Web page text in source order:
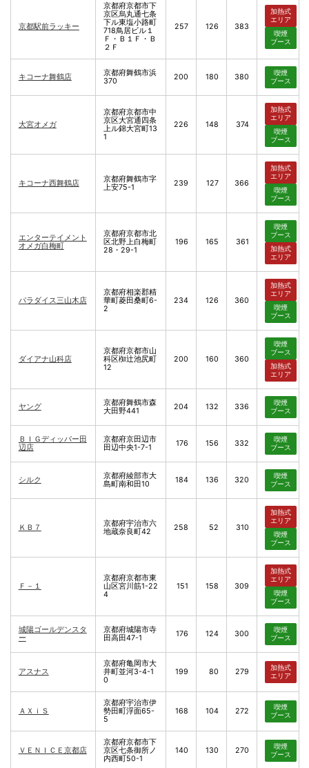
京都駅前ラッキー
京都府京都市下
京区烏丸通七条
下ル東塩小路町
718鳥居ビル１
Ｆ・Ｂ１Ｆ・Ｂ
２Ｆ
257 126 383
加熱式
エリア
喫煙
ブース
キコーナ舞鶴店
京都府舞鶴市浜
370
200 180 380
喫煙
ブース
大宮オメガ
京都府京都市中
京区大宮通四条
上ル錦大宮町13
1
226 148 374
加熱式
エリア
喫煙
ブース
キコーナ西舞鶴店
京都府舞鶴市字
上安75-1
239 127 366
加熱式
エリア
喫煙
ブース
エンターテイメント
オメガ白梅町
京都府京都市北
区北野上白梅町
28・29-1
196 165 361
喫煙
ブース
加熱式
エリア
パラダイス三山木店
京都府相楽郡精
華町菱田桑町6-
2
234 126 360
加熱式
エリア
喫煙
ブース
ダイアナ山科店
京都府京都市山
科区椥辻池尻町
12
200 160 360
喫煙
ブース
加熱式
エリア
ヤング
京都府舞鶴市森
大田野441
204 132 336
喫煙
ブース
ＢＩＧディッパー田
辺店
京都府京田辺市
田辺中央1-7-1
176 156 332
喫煙
ブース
シルク
京都府綾部市大
島町南和田10
184 136 320
喫煙
ブース
ＫＢ７
京都府宇治市六
地蔵奈良町42
258 52 310
加熱式
エリア
喫煙
ブース
Ｆ－１
京都府京都市東
山区宮川筋1-22
4
151 158 309
加熱式
エリア
喫煙
ブース
城陽ゴールデンスタ
ー
京都府城陽市寺
田高田47-1
176 124 300
喫煙
ブース
アスナス
京都府亀岡市大
井町並河3-4-1
0
199 80 279
加熱式
エリア
ＡＸｉＳ
京都府宇治市伊
勢田町浮面65-
5
168 104 272
喫煙
ブース
ＶＥＮＩＣＥ京都店
京都府京都市下
京区七条御所ノ
内西町50-1
140 130 270
喫煙
ブース